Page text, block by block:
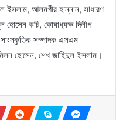
আলমগীর হান্নান, সাধারণ
হোসেন কচি, কোষাধ্যক্ষ দিলীপ
সাংস্কৃতিক সম্পাদক এসএম
হোসেন, শেখ জাহিদুল ইসলাম।